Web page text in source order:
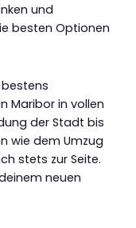
und
besten Optionen
Maribor in vollen
der Stadt bis
wie dem Umzug
stets zur Seite.
neuen